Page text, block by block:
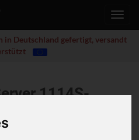
in Deutschland gefertigt, versandt
1114S-